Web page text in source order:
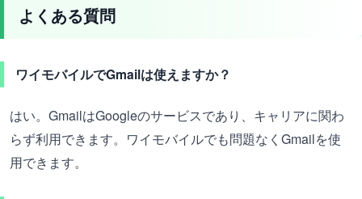
よくある質問
ワイモバイルでGmailは使えますか？
はい。GmailはGoogleのサービスであり、キャリアに関わ
らず利用できます。ワイモバイルでも問題なくGmailを使
用できます。